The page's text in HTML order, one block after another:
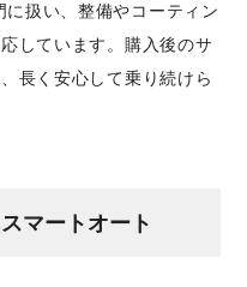
に扱い、整備やコーティン
しています。購入後のサ
長く安心して乗り続けら
マートオート